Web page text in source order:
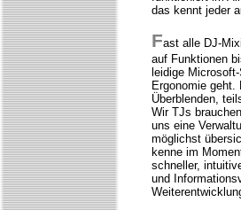
das kennt jeder
Fast alle DJ-
auf Funktionen
leidige
Ergonomie geht.
Überblenden,
Wir TJs
uns eine
möglichst
kenne im
schneller,
und